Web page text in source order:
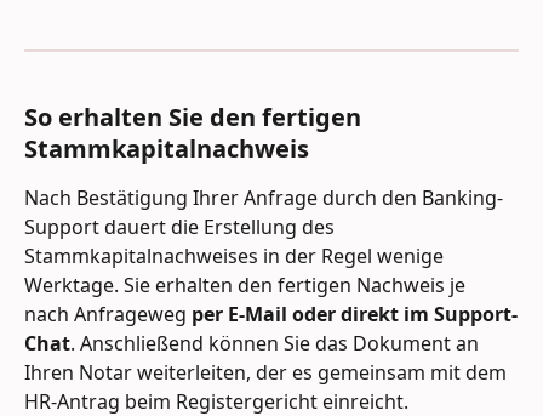
So erhalten Sie den fertigen
Stammkapitalnachweis
Nach Bestätigung Ihrer Anfrage durch den Banking-
Support dauert die Erstellung des
Stammkapitalnachweises in der Regel wenige
Werktage. Sie erhalten den fertigen Nachweis je
nach Anfrageweg per E-Mail oder direkt im Support-
Chat. Anschließend können Sie das Dokument an
Ihren Notar weiterleiten, der es gemeinsam mit dem
HR-Antrag beim Registergericht einreicht.